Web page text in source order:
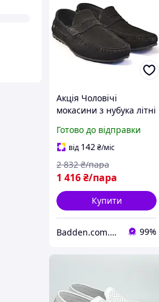
Акція Чоловічі
мокасини з нубука літні
Classic Black Nub by
Rosso Avangard
Готово до відправки
від 142 ₴/міс
1 416₴/пара
2 832 ₴/пара
Купити
Badden.com.ua інтернет магазин чоловічого та жіночого взуття великих розмірів 99%